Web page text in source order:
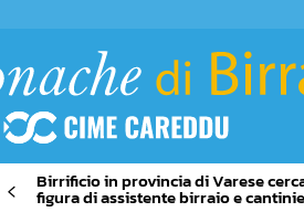
Birrificio in provincia di Varese
figura di assistente birraio e